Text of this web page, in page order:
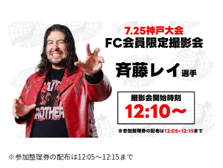
※参加整理券の配布は12:05～12:15まで